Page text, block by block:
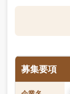
募集要項